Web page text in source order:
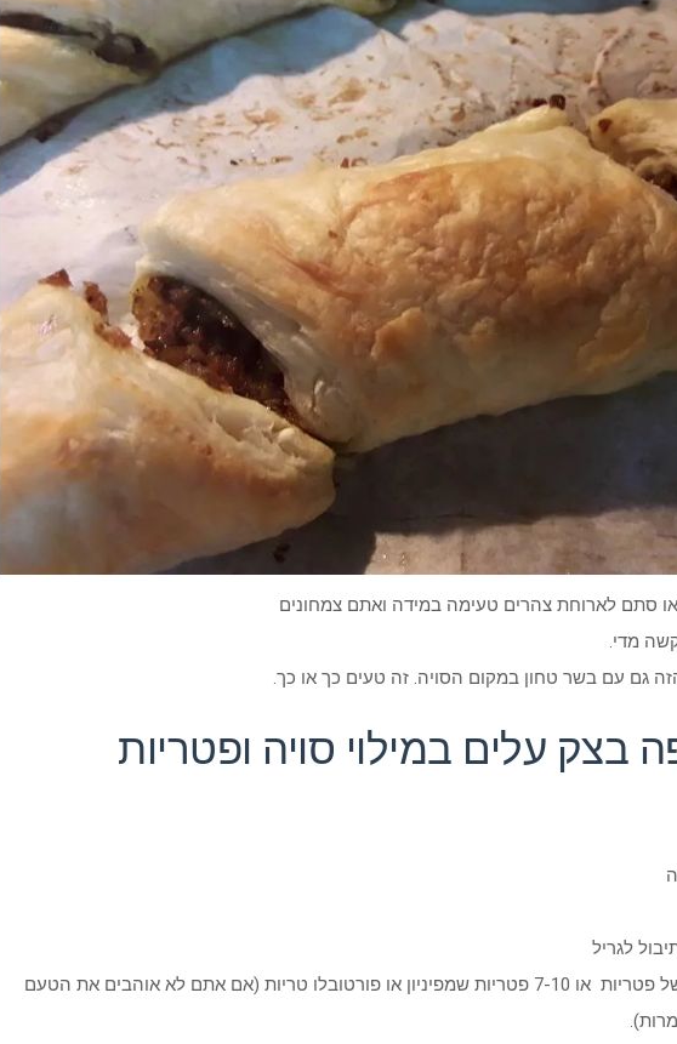
או סתם לארוחת צהרים טעימה במידה ואתם צמחונים
מדי.
גם עם בשר טחון במקום הסויה. זה טעים כך או כך.
בצק עלים במילוי סויה ופטריות
לגריל
1 קופסת שימורים של פטריות או 7-10 פטריות שמפיניון או פורטובלו טריות (אם אתם לא אוהבים את הטעם